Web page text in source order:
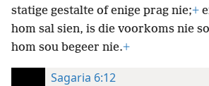
statige gestalte of enige prag nie;+
hom sal sien, is die voorkoms nie
hom sou begeer nie.+
Sagaria 6:12